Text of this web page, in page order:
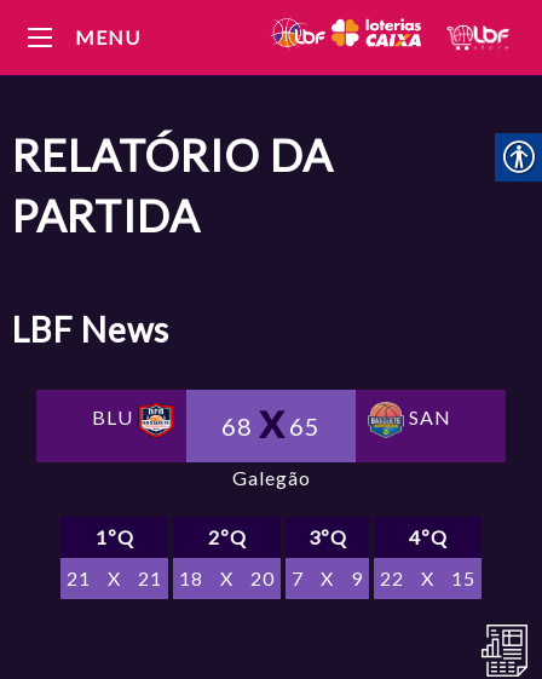
MENU
RELATÓRIO DA
PARTIDA
LBF News
BLU 68 65 SAN
Galegão
1ºQ
21
X 21
2ºQ
18
X 20
3ºQ
7
X 9
4ºQ
22
X 15